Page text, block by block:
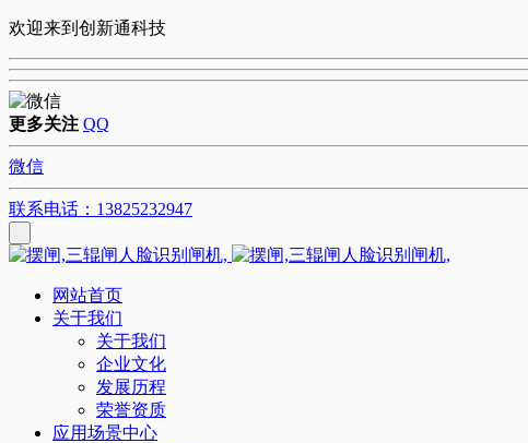
欢迎来到创新通科技
更多关注 QQ
微信
联系电话：13825232947
网站首页
关于我们
关于我们
企业文化
发展历程
荣誉资质
应用场景中心